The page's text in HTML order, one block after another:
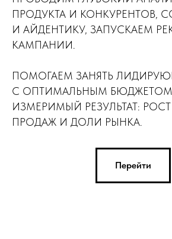
ПРОДУКТА И КОНКУРЕНТОВ,
И АЙДЕНТИКУ, ЗАПУСКАЕМ
КАМПАНИИ.
ПОМОГАЕМ ЗАНЯТЬ
С ОПТИМАЛЬНЫМ БЮДЖЕТОМ.
ИЗМЕРИМЫЙ РЕЗУЛЬТАТ:
ПРОДАЖ И ДОЛИ РЫНКА.
Перейти